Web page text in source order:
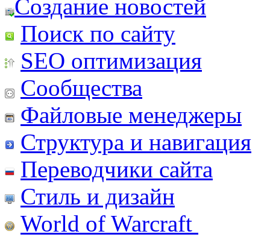
Создание новостей
Поиск по сайту
SEO оптимизация
Сообщества
Файловые менеджеры
Структура и навигация
Переводчики сайта
Стиль и дизайн
World of Warcraft